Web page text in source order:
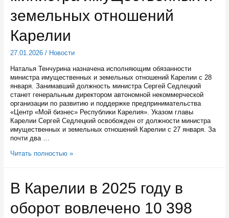
желудка
земельных отношений
Карелии
27.01.2026/ Новости
Наталья Тенчурина назначена исполняющим обязанности
министра имущественных и земельных отношений Карелии с 28
января. Занимавший должность министра Сергей Седлецкий
станет генеральным директором автономной некоммерческой
организации по развитию и поддержке предпринимательства
«Центр «Мой бизнес» Республики Карелия». Указом главы
Карелии Сергей Седлецкий освобожден от должности министра
имущественных и земельных отношений Карелии с 27 января. За
почти два …
Наталья
обязанности
министра
имущественных
и
Читать полностью »
В Карелии в 2025 году в
оборот вовлечено 10 398